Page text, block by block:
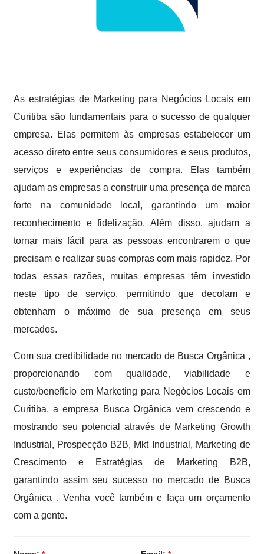
As estratégias de Marketing para Negócios Locais em
Curitiba são fundamentais para o sucesso de qualquer
empresa. Elas permitem às empresas estabelecer um
acesso direto entre seus consumidores e seus produtos,
serviços e experiências de compra. Elas também
ajudam as empresas a construir uma presença de marca
forte na comunidade local, garantindo um maior
reconhecimento e fidelização. Além disso, ajudam a
tornar mais fácil para as pessoas encontrarem o que
precisam e realizar suas compras com mais rapidez. Por
todas essas razões, muitas empresas têm investido
neste tipo de serviço, permitindo que decolam e
obtenham o máximo de sua presença em seus
mercados.
Com sua credibilidade no mercado de Busca Orgânica ,
proporcionando com qualidade, viabilidade e
custo/benefício em Marketing para Negócios Locais em
Curitiba, a empresa Busca Orgânica vem crescendo e
mostrando seu potencial através de Marketing Growth
Industrial, Prospecção B2B, Mkt Industrial, Marketing de
Crescimento e Estratégias de Marketing B2B,
garantindo assim seu sucesso no mercado de Busca
Orgânica . Venha você também e faça um orçamento
com a gente.